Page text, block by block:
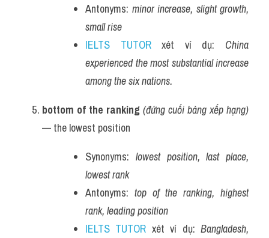
Antonyms: minor increase, slight growth,
small rise
IELTS TUTOR xét ví dụ: China
experienced the most substantial increase
among the six nations.
bottom of the ranking (đứng cuối bảng xếp hạng)
— the lowest position
Synonyms: lowest position, last place,
lowest rank
Antonyms: top of the ranking, highest
rank, leading position
IELTS TUTOR xét ví dụ: Bangladesh,